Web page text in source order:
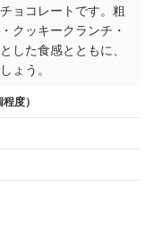
ョコレートです。粗
クッキークランチ・
した食感とともに、
ょう。
度）